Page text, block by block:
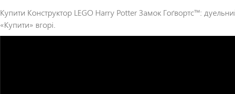
Купити Конструктор LEGO Harry Potter Замок Гоґвортс™:
«Купити» вгорі.